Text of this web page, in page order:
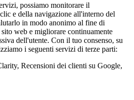
possiamo monitorare il
e della navigazione all'interno del
in modo anonimo al fine di
web e migliorare continuamente
dell'utente. Con il tuo consenso, su
i seguenti servizi di terze parti:
Recensioni dei clienti su Google,